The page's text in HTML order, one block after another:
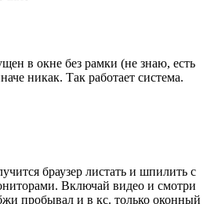
в окне без рамки (не знаю, есть
никак. Так работает система.
браузер листать и шпилить с
Включай видео и смотри
пробывал и в кс. только оконный